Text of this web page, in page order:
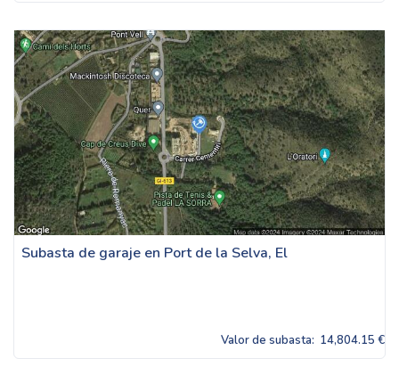
Subasta de garaje en Port de la Selva, El
Valor de subasta: 14,804.15 €